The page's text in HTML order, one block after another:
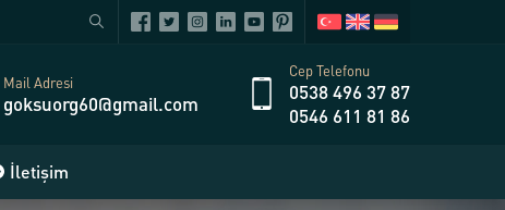
Mail Adresi
goksuorg60@gmail.com
Cep Telefonu
0538 496 37 87
0546 611 81 86
İletişim